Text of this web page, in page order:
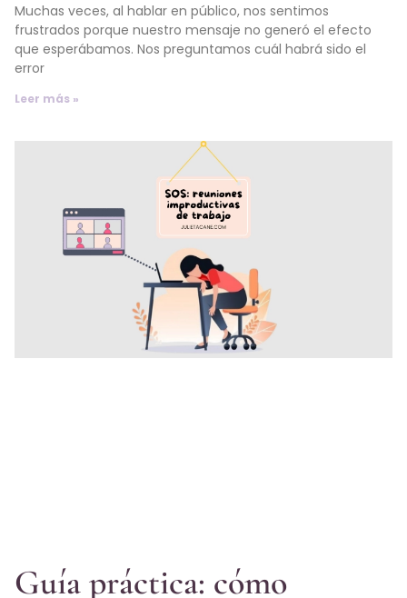
Muchas veces, al hablar en público, nos sentimos
frustrados porque nuestro mensaje no generó el efecto
que esperábamos. Nos preguntamos cuál habrá sido el
error
Leer más »
Guía práctica: cómo